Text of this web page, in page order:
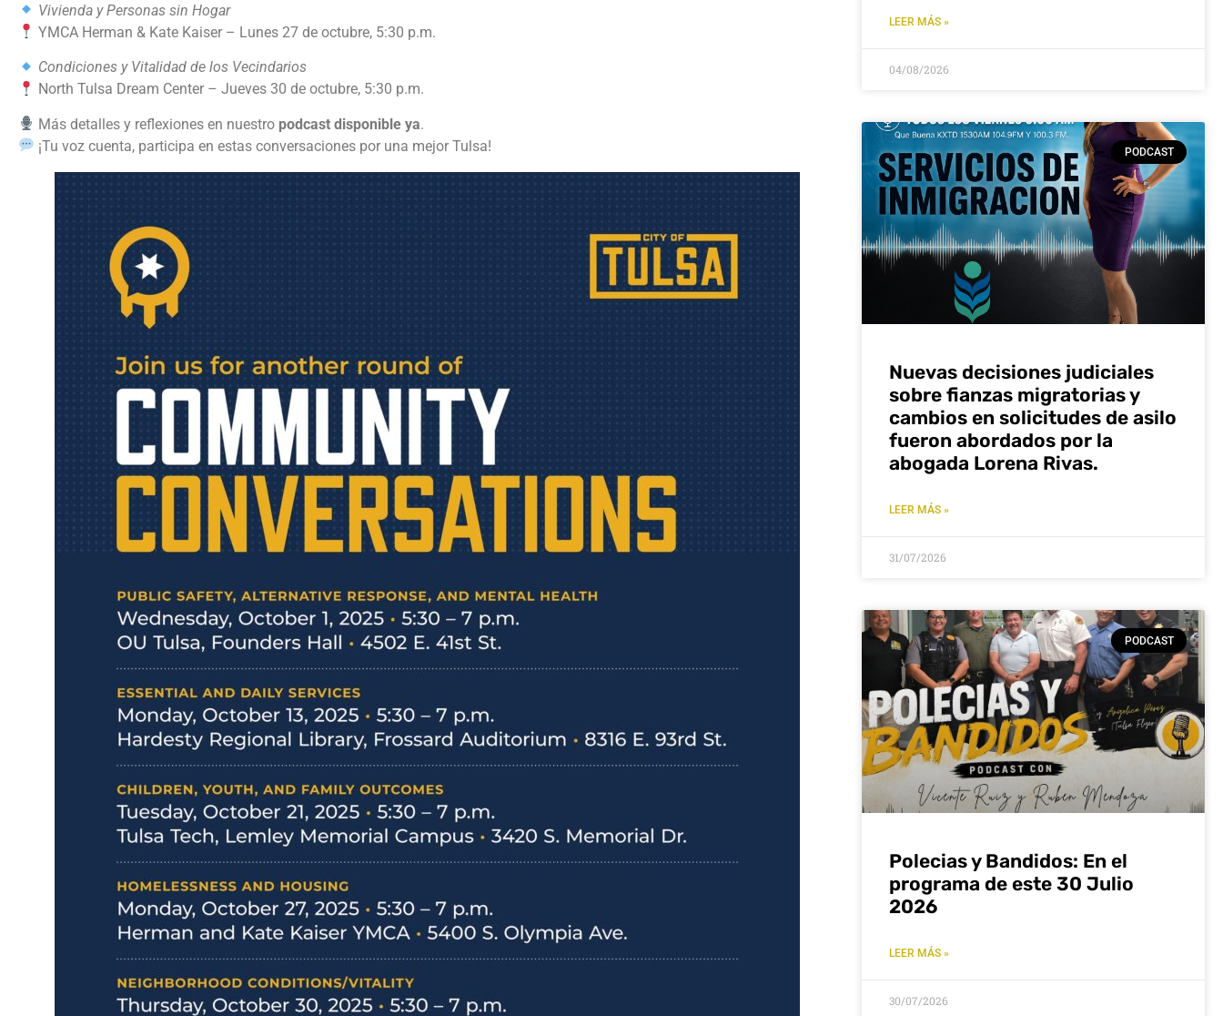
Vivienda y Personas sin Hogar
YMCA Herman & Kate Kaiser – Lunes 27 de octubre, 5:30 p.m.
Condiciones y Vitalidad de los Vecindarios
North Tulsa Dream Center – Jueves 30 de octubre, 5:30 p.m.
Más detalles y reflexiones en nuestro podcast disponible ya.
¡Tu voz cuenta, participa en estas conversaciones por una mejor Tulsa!
LEER MÁS »
04/08/2026
PODCAST
Nuevas decisiones judiciales
sobre fianzas migratorias y
cambios en solicitudes de asilo
fueron abordados por la
abogada Lorena Rivas.
LEER MÁS »
31/07/2026
PODCAST
Polecias y Bandidos: En el
programa de este 30 Julio
2026
LEER MÁS »
30/07/2026